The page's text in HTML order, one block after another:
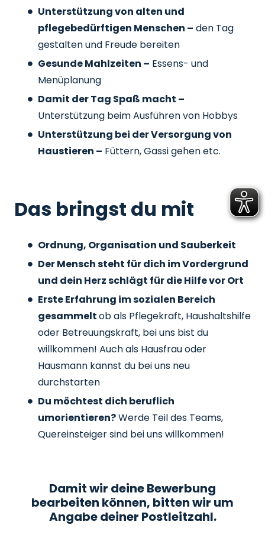
Unterstützung von alten und
pflegebedürftigen Menschen – den Tag
gestalten und Freude bereiten
Gesunde Mahlzeiten – Essens- und
Menüplanung
Damit der Tag Spaß macht –
Unterstützung beim Ausführen von Hobbys
Unterstützung bei der Versorgung von
Haustieren – Füttern, Gassi gehen etc.
Das bringst du mit
Ordnung, Organisation und Sauberkeit
Der Mensch steht für dich im Vordergrund
und dein Herz schlägt für die Hilfe vor Ort
Erste Erfahrung im sozialen Bereich
gesammeltob als Pflegekraft, Haushaltshilfe
oder Betreuungskraft, bei uns bist du
willkommen! Auch als Hausfrau oder
Hausmann kannst du bei uns neu
durchstarten
Du möchtest dich beruflich
umorientieren?Werde Teil des Teams,
Quereinsteiger sind bei uns willkommen!
Damit wir deine Bewerbung
bearbeiten können, bitten wir um
Angabe deiner Postleitzahl.